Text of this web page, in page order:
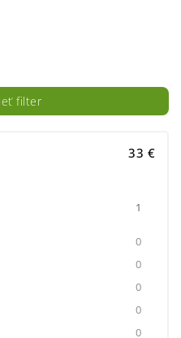
filter
33 €
1
0
0
0
0
0